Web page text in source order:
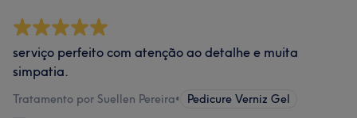
serviço perfeito com atenção ao detalhe e muita
simpatia.
Tratamento por Suellen Pereira• Pedicure Verniz Gel